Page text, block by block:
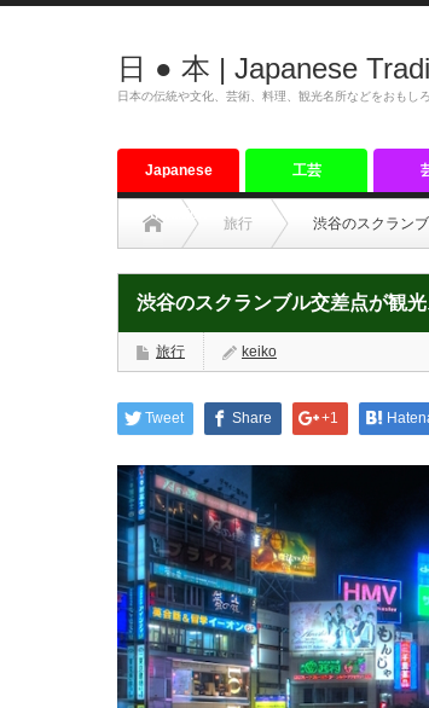
日 ● 本 | Japanese
日本の伝統や文化、芸術、料理、観光名所などをおもし
Japanese
tradition
工芸
旅行 渋谷のスクラン
渋谷のスクランブル交差点が観
旅行 keiko
Tweet Share +1